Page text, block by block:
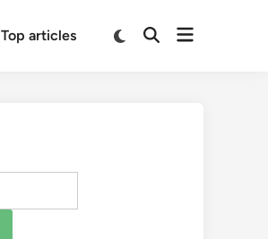
Top articles
SwitchOpenOpen